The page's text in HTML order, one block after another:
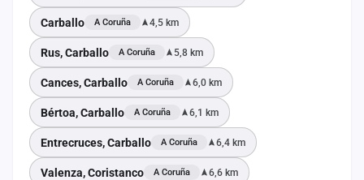
Carballo A Coruña 4,5 km
Rus, Carballo A Coruña 5,8 km
Cances, Carballo A Coruña 6,0 km
Bértoa, Carballo A Coruña 6,1 km
Entrecruces, Carballo A Coruña 6,4 km
Valenza, Coristanco A Coruña 6,6 km